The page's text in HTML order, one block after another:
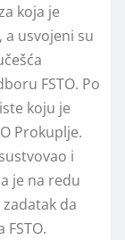
koja je
usvojeni su
FSTO. Po
koju je
Prokuplje.
i
je na redu
da